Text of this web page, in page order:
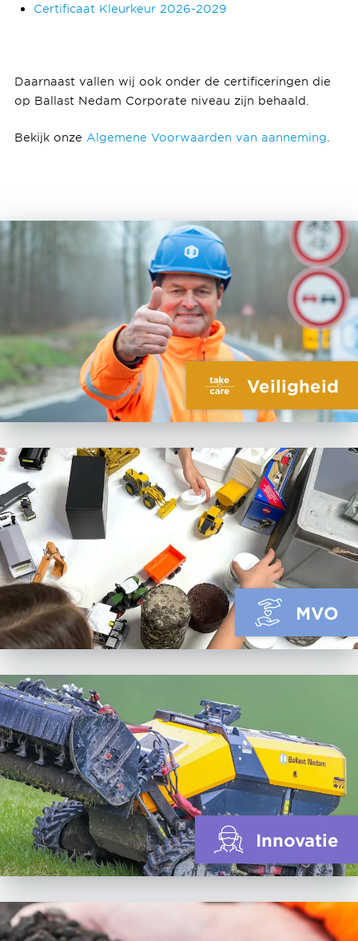
Certificaat Kleurkeur 2026-2029
Daarnaast vallen wij ook onder de certificeringen die
op Ballast Nedam Corporate niveau zijn behaald.
Bekijk onze Algemene Voorwaarden van aanneming
Veiligheid
MVO
Innovatie